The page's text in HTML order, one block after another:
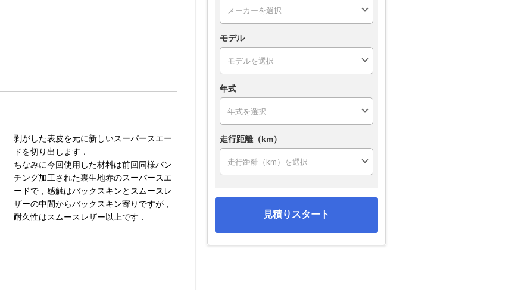
剥がした表皮を元に新しいスーパースエー
ドを切り出します．
ちなみに今回使用した材料は前回同様パン
チング加工された裏生地赤のスーパースエ
ードで，感触はバックスキンとスムースレ
ザーの中間からバックスキン寄りですが，
耐久性はスムースレザー以上です．
モデル
年式
走行距離（km）
見積りスタート